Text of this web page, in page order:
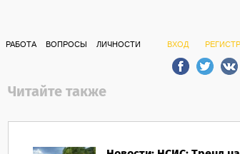
ВХОД
РАБОТА ВОПРОСЫ ЛИЧНОСТИ
Читайте также